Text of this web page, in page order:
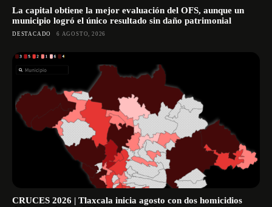
La capital obtiene la mejor evaluación del OFS, aunque un
municipio logró el único resultado sin daño patrimonial
DESTACADO 6 AGOSTO, 2026
CRUCES 2026 | Tlaxcala inicia agosto con dos homicidios